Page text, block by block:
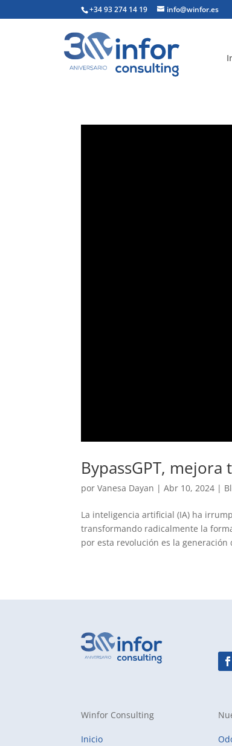
+34 93 274 14 19 info@winfor.es
BypassGPT,
porVanesa Dayan |Abr 10, 2024 |
La inteligencia artificial (IA) ha
transformando radicalmente la
por esta revolución es la generación
Winfor Consulting
Inicio